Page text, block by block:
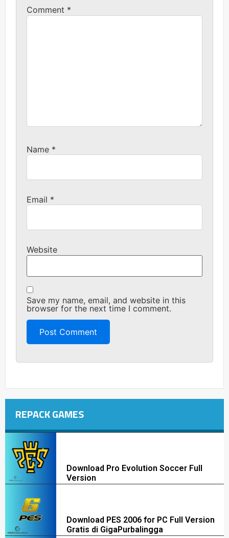
Comment *
Name *
Email *
Website
Save my name, email, and website in this
browser for the next time I comment.
REPACK GAMES
Download Pro Evolution Soccer Full
Version
Download PES 2006 for PC Full Version
Gratis di GigaPurbalingga